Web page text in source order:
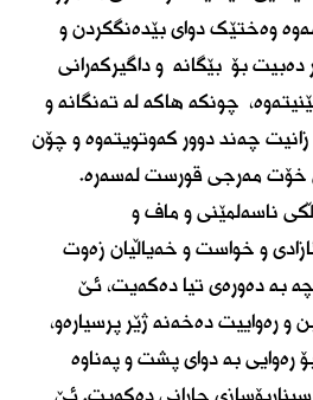
وەختێک دوای بێدەنگکردن و
بۆ بێگانە و داگیرکەرانی
چونکە هاکە لە تەنگانە و
چەند دوور کەوتویتەوە و چۆن
خۆت مەرجی قورست لەسەرە.
ناسەلمێنی و ماف و
و خواست و خەیاڵیان زەوت
بە دەورەی تیا دەکەیت، ئێ
و رەواییت دەخەنە ژێر پرسیارەو،
بە دوای پشت و پەناوە